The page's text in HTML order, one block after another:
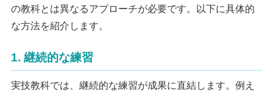
の教科とは異なるアプローチが必要です。以下に具体的
な方法を紹介します。
1. 継続的な練習
実技教科では、継続的な練習が成果に直結します。例え